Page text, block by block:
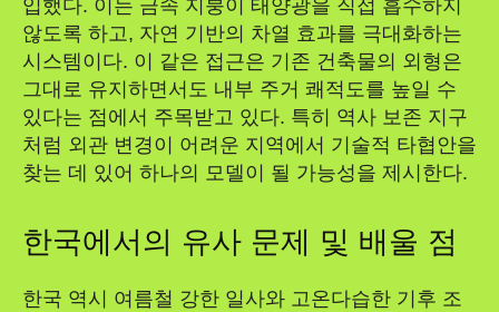
입했다. 이는 금속 지붕이 태양광을 직접 흡수하지
않도록 하고, 자연 기반의 차열 효과를 극대화하는
시스템이다. 이 같은 접근은 기존 건축물의 외형은
그대로 유지하면서도 내부 주거 쾌적도를 높일 수
있다는 점에서 주목받고 있다. 특히 역사 보존 지구
처럼 외관 변경이 어려운 지역에서 기술적 타협안을
찾는 데 있어 하나의 모델이 될 가능성을 제시한다.
한국에서의 유사 문제 및 배울 점
한국 역시 여름철 강한 일사와 고온다습한 기후 조